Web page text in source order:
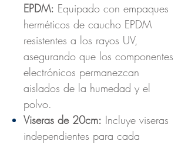
EPDM: Equipado con empaques
herméticos de caucho EPDM
resistentes a los rayos UV,
asegurando que los componentes
electrónicos permanezcan
aislados de la humedad y el
polvo.
Viseras de 20cm: Incluye viseras
independientes para cada